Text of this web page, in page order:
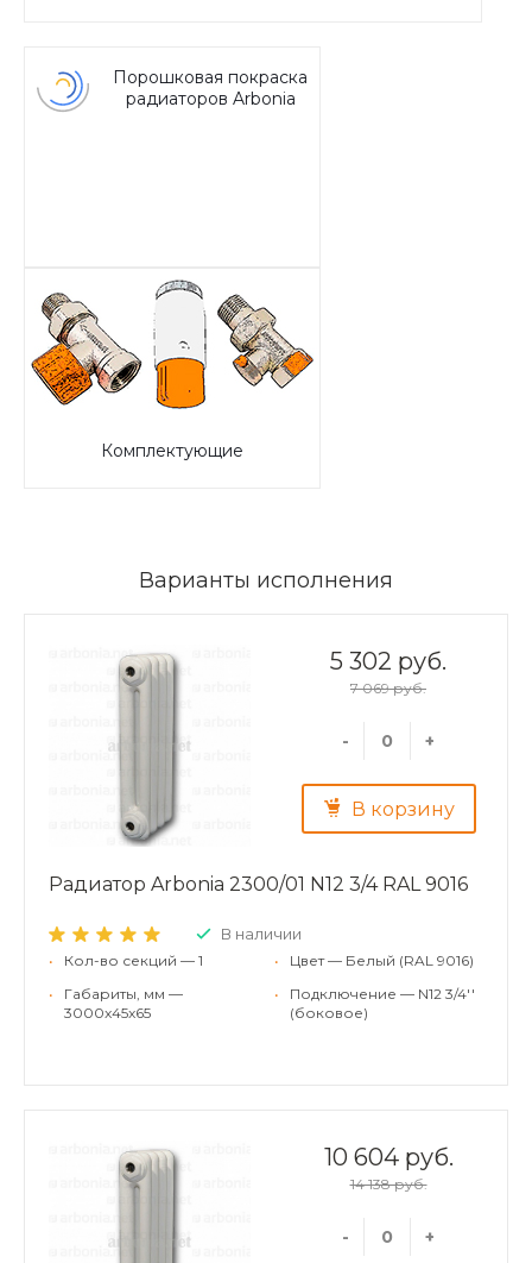
Порошковая покраска
радиаторов Arbonia
Комплектующие
Варианты исполнения
5 302 руб.
7 069 руб.
- +
В корзину
Радиатор Arbonia 2300/01 N12 3/4 RAL 9016
В наличии
•
Кол-во секций — 1
•
Габариты, мм —
3000x45x65
•
Цвет — Белый (RAL 9016)
•
Подключение — N12 3/4''
(боковое)
10 604 руб.
14 138 руб.
- +